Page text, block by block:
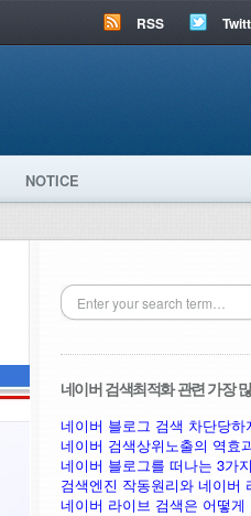
RSS
NOTICE
네이버 검색최적화 관련 가장
네이버 블로그 검색 차단당하
네이버 검색상위노출의 역효
네이버 블로그를 떠나는 3가
검색엔진 작동원리와 네이버
네이버 라이브 검색은 어떻게